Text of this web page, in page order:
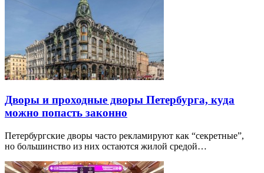
Дворы и проходные дворы Петербурга, куда
можно попасть законно
Петербургские дворы часто рекламируют как “секретные”,
но большинство из них остаются жилой средой…